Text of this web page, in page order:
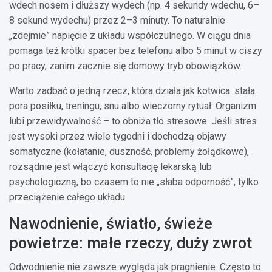
wdech nosem i dłuższy wydech (np. 4 sekundy wdechu, 6–
8 sekund wydechu) przez 2–3 minuty. To naturalnie
„zdejmie” napięcie z układu współczulnego. W ciągu dnia
pomaga też krótki spacer bez telefonu albo 5 minut w ciszy
po pracy, zanim zacznie się domowy tryb obowiązków.
Warto zadbać o jedną rzecz, która działa jak kotwica: stała
pora posiłku, treningu, snu albo wieczorny rytuał. Organizm
lubi przewidywalność – to obniża tło stresowe. Jeśli stres
jest wysoki przez wiele tygodni i dochodzą objawy
somatyczne (kołatanie, duszność, problemy żołądkowe),
rozsądnie jest włączyć konsultację lekarską lub
psychologiczną, bo czasem to nie „słaba odporność”, tylko
przeciążenie całego układu.
Nawodnienie, światło, świeże
powietrze: małe rzeczy, duży zwrot
Odwodnienie nie zawsze wygląda jak pragnienie. Często to